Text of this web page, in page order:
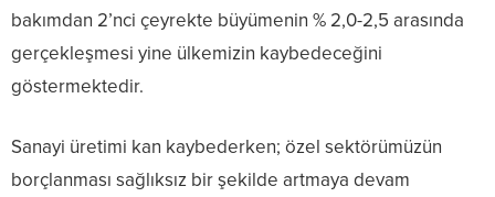
bakımdan 2’nci çeyrekte büyümenin % 2,0-2,5 arasında
gerçekleşmesi yine ülkemizin kaybedeceğini
göstermektedir.
Sanayi üretimi kan kaybederken; özel sektörümüzün
borçlanması sağlıksız bir şekilde artmaya devam